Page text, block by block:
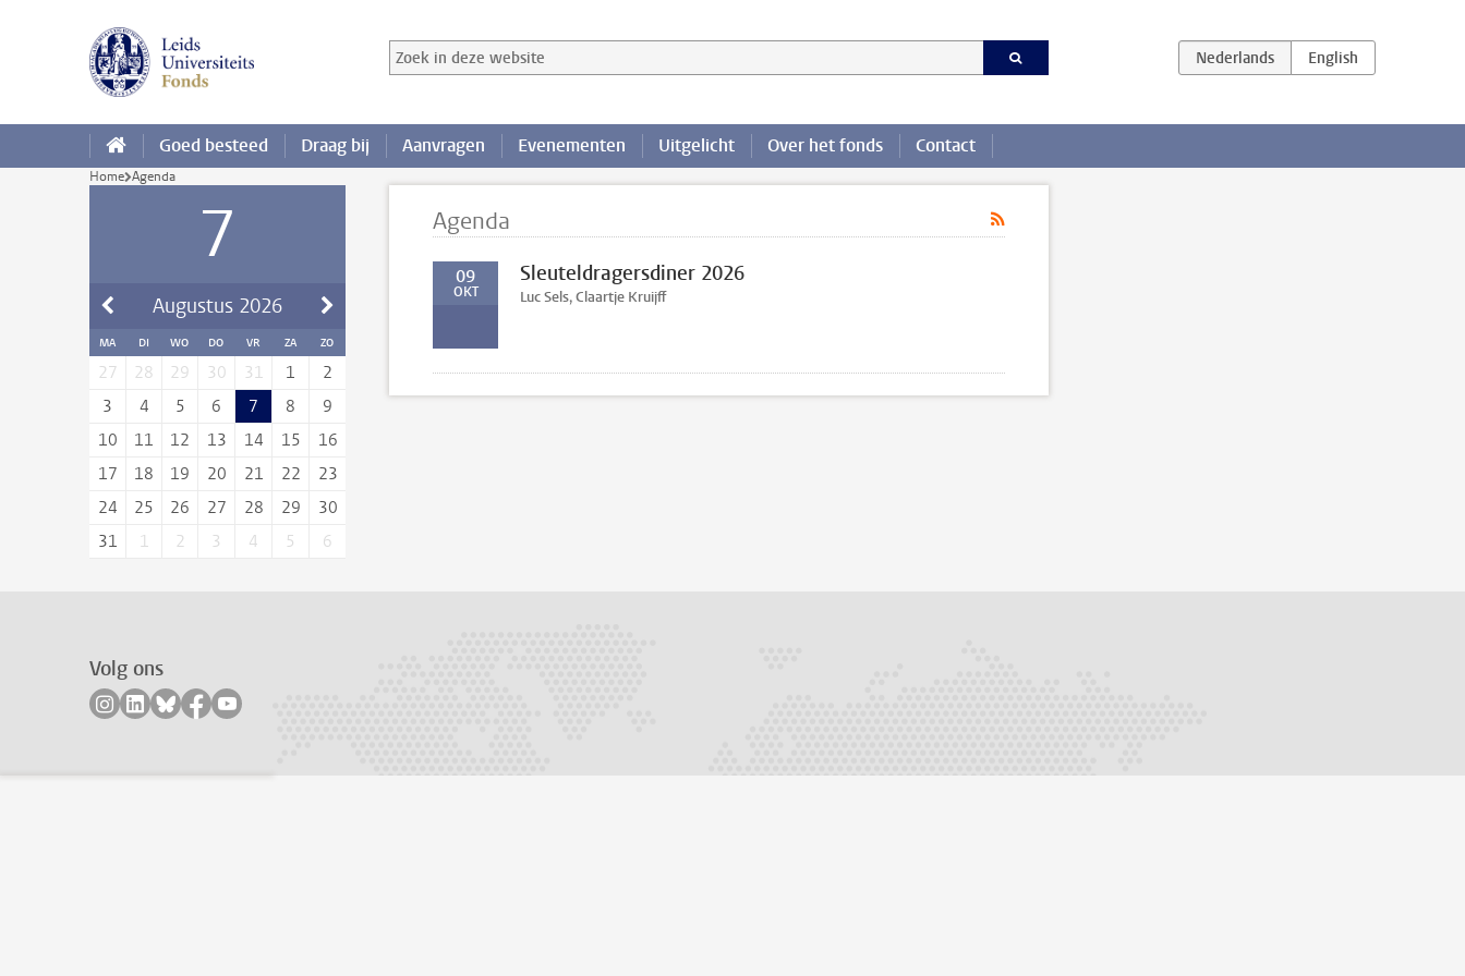
Zoek in deze website
Zoekterm
Goed besteed Draag bij Aanvragen Evenementen Uitgelicht Over het fonds Contact
Home Agenda
7
Augustus 2026
MA DI WO DO VR ZA ZO
27 28 29 30 31 1
2
3
4 5 6 7 8
9
10
11 12 13 14 15
16
17
18 19 20 21 22
23
24
25 26 27 28 29
30
31
1 2 3 4 5 6
Agenda
09
OKT
Sleuteldragersdiner 2026
Luc Sels, Claartje Kruijff
Volg ons
Volg ons op instagram
Volg ons op linkedin
Volg ons op bluesky
Volg ons op facebook
Volg ons op youtube